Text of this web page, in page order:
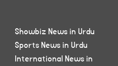
Showbiz News in Urdu
Sports News in Urdu
International News in